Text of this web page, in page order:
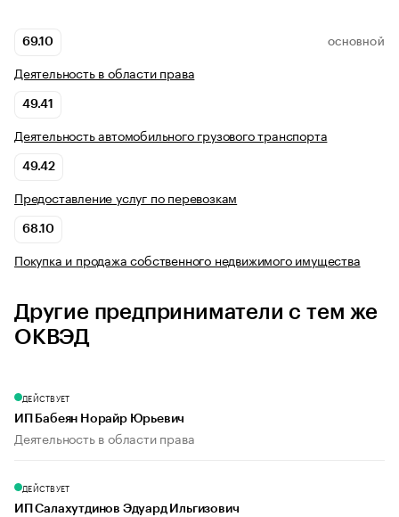
69.10 ОСНОВНОЙ
Деятельность в области права
49.41
Деятельность автомобильного грузового транспорта
49.42
Предоставление услуг по перевозкам
68.10
Покупка и продажа собственного недвижимого имущества
Другие предприниматели с тем же
ОКВЭД
ДЕЙСТВУЕТ
ИП Бабеян Норайр Юрьевич
Деятельность в области права
ДЕЙСТВУЕТ
ИП Салахутдинов Эдуард Ильгизович